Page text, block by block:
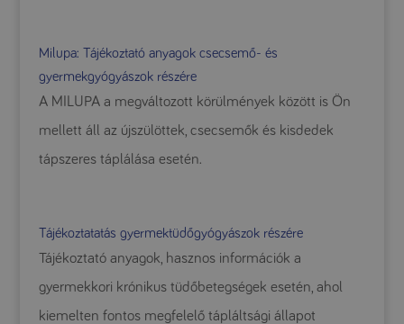
Milupa: Tájékoztató anyagok csecsemő- és
gyermekgyógyászok részére
A MILUPA a megváltozott körülmények között is Ön
mellett áll az újszülöttek, csecsemők és kisdedek
tápszeres táplálása esetén.
Tájékoztatatás gyermektüdőgyógyászok részére
Tájékoztató anyagok, hasznos információk a
gyermekkori krónikus tüdőbetegségek esetén, ahol
kiemelten fontos megfelelő tápláltsági állapot